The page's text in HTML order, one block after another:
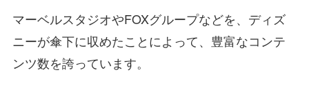
マーベルスタジオやFOXグループなどを、ディズ
ニーが傘下に収めたことによって、豊富なコンテ
ンツ数を誇っています。